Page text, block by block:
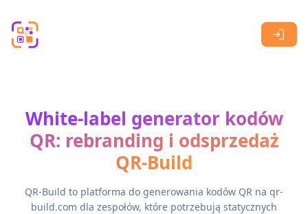
White-label generator kodów
QR: rebranding i odsprzedaż
QR-Build
QR-Build to platforma do generowania kodów QR na qr-
build.com dla zespołów, które potrzebują statycznych